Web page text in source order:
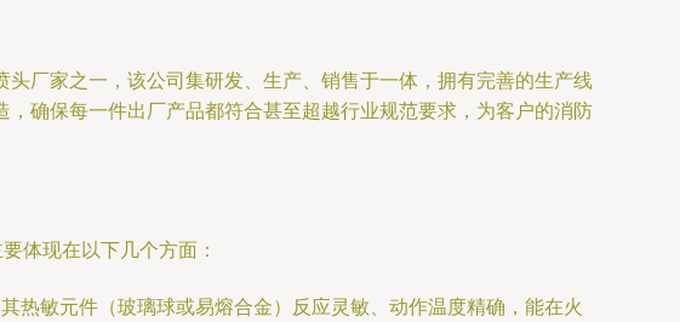
厂家之一，该公司集研发、生产、销售于一体，拥有完善的生产线
确保每一件出厂产品都符合甚至超越行业规范要求，为客户的消防
体现在以下几个方面：
热敏元件（玻璃球或易熔合金）反应灵敏、动作温度精确，能在火